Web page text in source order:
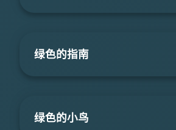
绿色的指南
绿色的小鸟